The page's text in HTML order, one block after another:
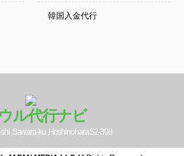
韓国入金代行
ル代行ナビ
,Sawara-ku ,Hoshinohara 52-308